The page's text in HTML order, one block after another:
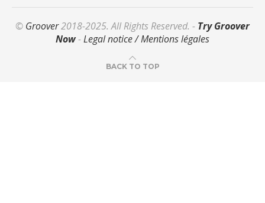
© Groover2018-2025. All Rights Reserved. - Try Groover
Now-Legal notice / Mentions légales
BACK TO TOP